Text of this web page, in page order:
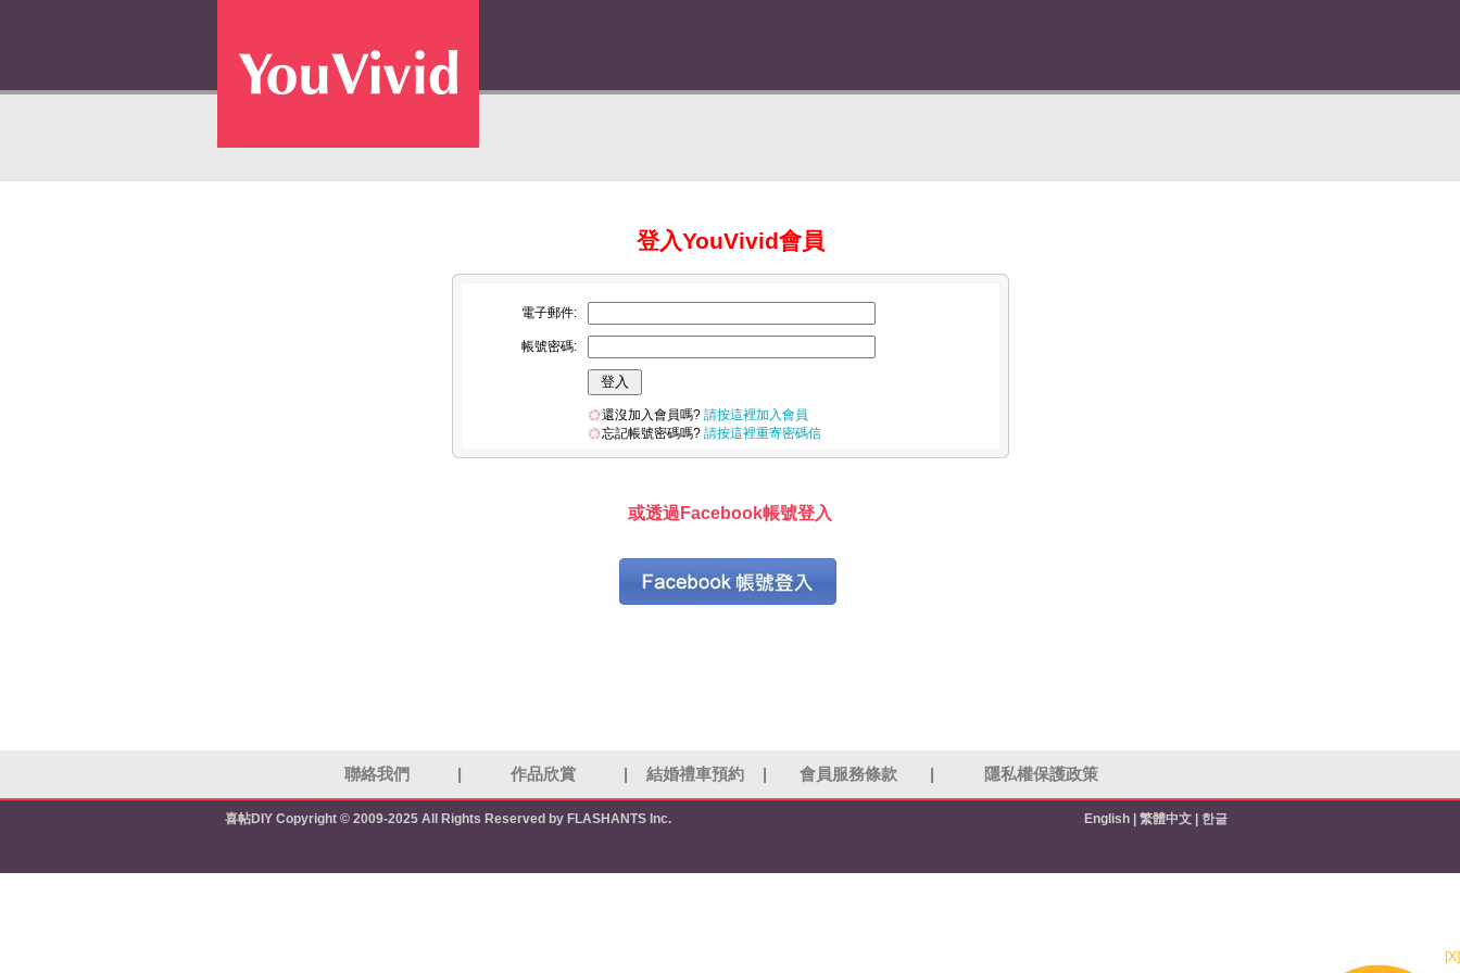
登入YouVivid會員
電子郵件:
帳號密碼:
還沒加入會員嗎? 請按這裡加入會員
忘記帳號密碼嗎? 請按這裡重寄密碼信
或透過Facebook帳號登入
聯絡我們 作品欣賞 結婚禮車預約 會員服務條款 隱私權保護政策
喜帖DIY Copyright © 2009-2025 All Rights Reserved by FLASHANTS Inc. English 繁體中文 한글
[X]